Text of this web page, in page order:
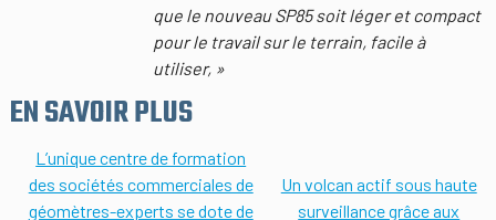
que le nouveau SP85 soit léger et compact
pour le travail sur le terrain, facile à
utiliser, »
EN SAVOIR PLUS
L’unique centre de formation
des sociétés commerciales de
géomètres-experts se dote de
Un volcan actif sous haute
surveillance grâce aux